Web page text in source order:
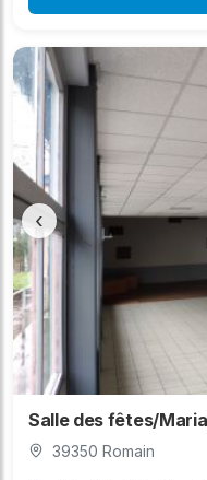
‹
Salle des fêtes/
39350 Romain